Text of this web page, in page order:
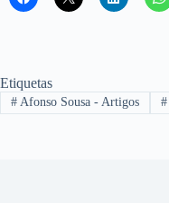
Etiquetas
#Afonso Sousa - Artigos #